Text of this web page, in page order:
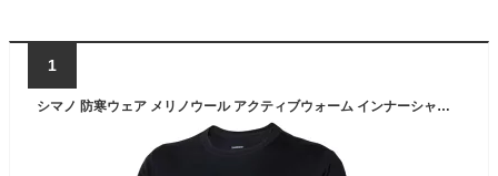
1
シマノ 防寒ウェア メリノウール アクティブウォーム インナーシャツ XL ブラック IN-050X